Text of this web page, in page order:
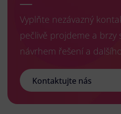
Vyplňte nezávazný
pečlivě projdeme a brzy
návrhem řešení a
Kontaktujte nás